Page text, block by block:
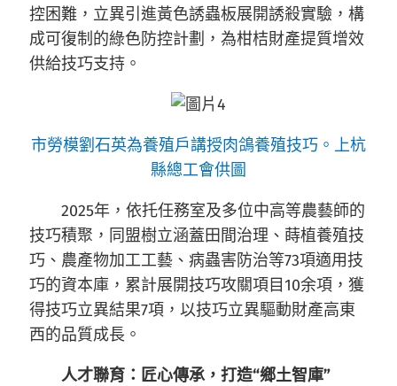
控困難，立異引進黃色誘蟲板展開誘殺實驗，構
成可復制的綠色防控計劃，為柑桔財產提質增效
供給技巧支持。
市勞模劉石英為養殖戶講授肉鴿養殖技巧。上杭
縣總工會供圖
2025年，依托任務室及多位中高等農藝師的
技巧積聚，同盟樹立涵蓋田間治理、蒔植養殖技
巧、農產物加工工藝、病蟲害防治等73項適用技
巧的資本庫，累計展開技巧攻關項目10余項，獲
得技巧立異結果7項，以技巧立異驅動財產高東
西的品質成長。
人才聯育：匠心傳承，打造“鄉土智庫”